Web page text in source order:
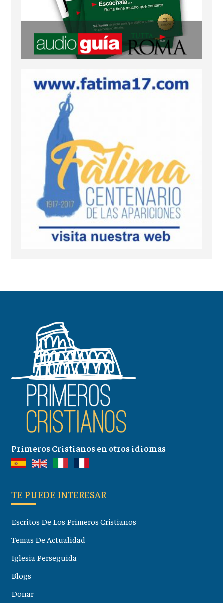
Primeros Cristianos en otros idiomas
TE PUEDE INTERESAR
Escritos De Los Primeros Cristianos
Temas De Actualidad
Iglesia Perseguida
Blogs
Donar